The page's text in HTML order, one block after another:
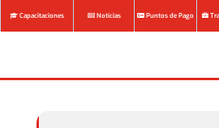
Capacitaciones Noticias Puntos de Pago